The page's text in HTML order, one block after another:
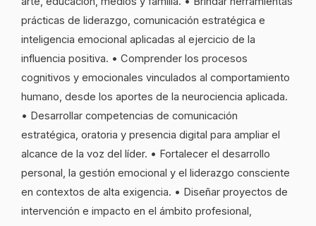
prácticas de liderazgo, comunicación estratégica e
inteligencia emocional aplicadas al ejercicio de la
influencia positiva. • Comprender los procesos
cognitivos y emocionales vinculados al comportamiento
humano, desde los aportes de la neurociencia aplicada.
• Desarrollar competencias de comunicación
estratégica, oratoria y presencia digital para ampliar el
alcance de la voz del líder. • Fortalecer el desarrollo
personal, la gestión emocional y el liderazgo consciente
en contextos de alta exigencia. • Diseñar proyectos de
intervención e impacto en el ámbito profesional,